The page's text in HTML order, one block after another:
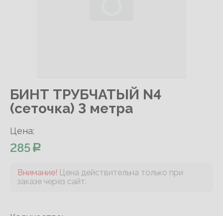
БИНТ ТРУБЧАТЫЙ N4
(сеточка) 3 метра
Цена:
285
Внимание! Цена действительна только при
заказе через сайт.